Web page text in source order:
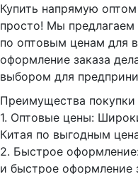
Купить напрямую
просто! Мы
по оптовым ценам для
оформление заказа
выбором для
Преимущества
1.⁠ ⁠Оптовые цены:
Китая по выгодным
2.⁠ ⁠Быстрое
и быстрое оформление